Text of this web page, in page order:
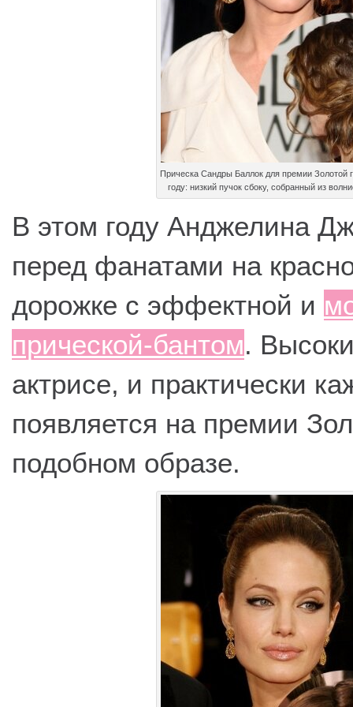
Прическа Сандры Баллок для премии Золотой
году: низкий пучок сбоку, собранный из
В этом году Анджелина
перед фанатами на
дорожке с эффектной и
прической-бантом.
актрисе, и практически
появляется на премии
подобном образе.